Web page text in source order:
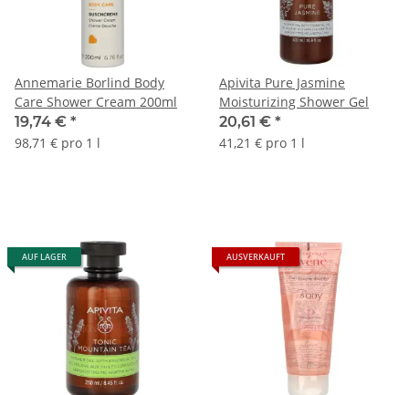
Annemarie Borlind Body
Care Shower Cream 200ml
19,74 € *
98,71 € pro 1 l
Apivita Pure Jasmine
Moisturizing Shower Gel
20,61 € *
41,21 € pro 1 l
AUF LAGER AUSVERKAUFT